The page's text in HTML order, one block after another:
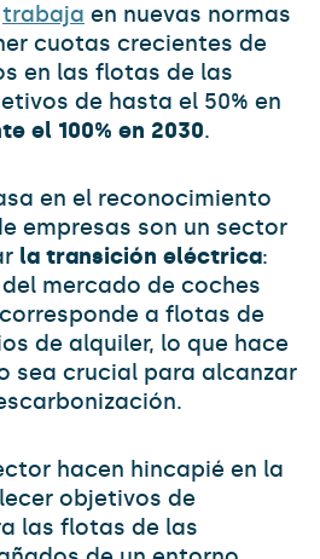
trabaja en nuevas normas
cuotas crecientes de
en las flotas de las
de hasta el 50% en
el 100% en 2030.
en el reconocimiento
empresas son un sector
la transición eléctrica:
mercado de coches
a flotas de
de alquiler, lo que hace
sea crucial para alcanzar
hacen hincapié en la
objetivos de
las flotas de las